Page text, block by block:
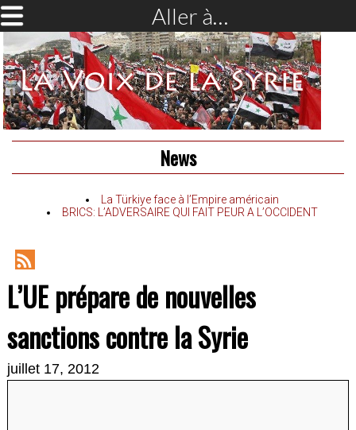
Aller à…
News
La Türkiye face à l’Empire américain
BRICS: L’ADVERSAIRE QUI FAIT PEUR A L’OCCIDENT
RSS
Feed
L’UE prépare de nouvelles
sanctions contre la Syrie
juillet 17, 2012